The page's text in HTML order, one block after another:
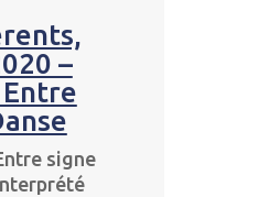
–
signe